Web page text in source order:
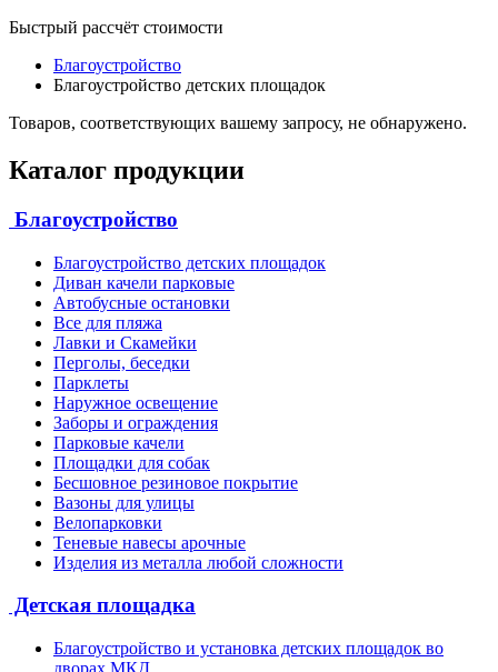
Быстрый рассчёт стоимости
Благоустройство
Благоустройство детских площадок
Товаров, соответствующих вашему запросу, не обнаружено.
Каталог продукции
Благоустройство
Благоустройство детских площадок
Диван качели парковые
Автобусные остановки
Все для пляжа
Лавки и Скамейки
Перголы, беседки
Парклеты
Наружное освещение
Заборы и ограждения
Парковые качели
Площадки для собак
Бесшовное резиновое покрытие
Вазоны для улицы
Велопарковки
Теневые навесы арочные
Изделия из металла любой сложности
Детская площадка
Благоустройство и установка детских площадок во
дворах МКД